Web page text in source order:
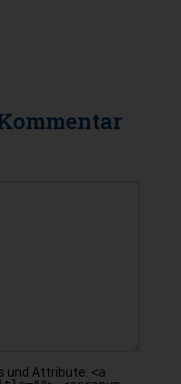
und Attribute: <a